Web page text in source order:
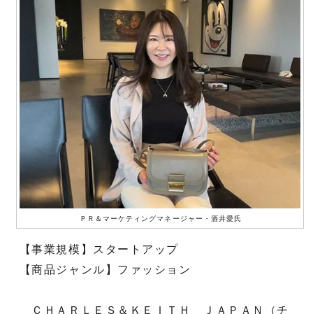
ＰＲ＆マーケティングマネージャー・酒井愛氏
【事業規模】スタートアップ
【商品ジャンル】ファッション
ＣＨＡＲＬＥＳ＆ＫＥＩＴＨ ＪＡＰＡＮ（チ